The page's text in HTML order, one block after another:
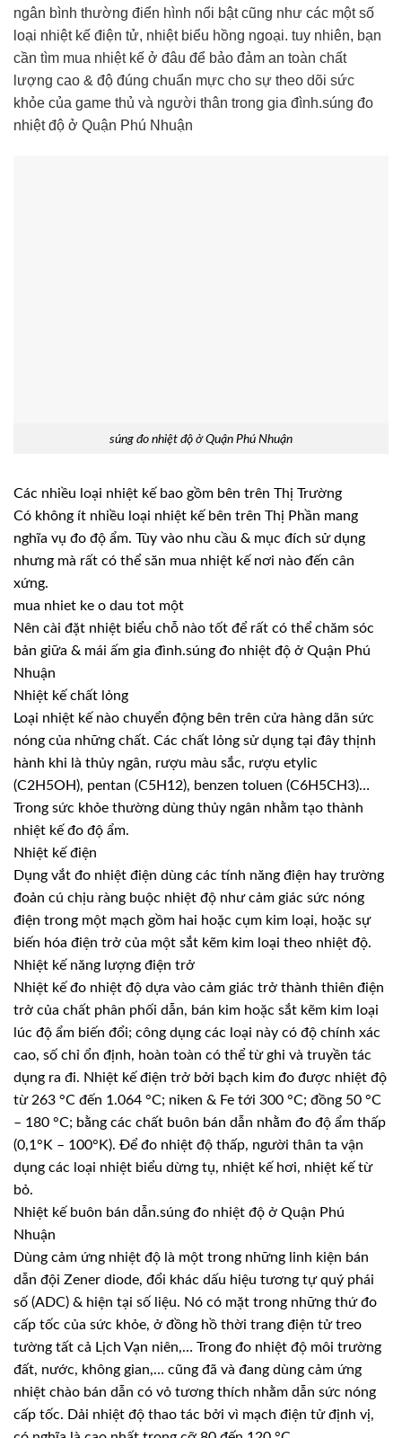
ngân bình thường điển hình nổi bật cũng như các một số
loại nhiệt kế điện tử, nhiệt biểu hồng ngoại. tuy nhiên, bạn
cần tìm mua nhiệt kế ở đâu để bảo đảm an toàn chất
lượng cao & độ đúng chuẩn mực cho sự theo dõi sức
khỏe của game thủ và người thân trong gia đình.súng đo
nhiệt độ ở Quận Phú Nhuận
súng đo nhiệt độ ở Quận Phú Nhuận
Các nhiều loại nhiệt kế bao gồm bên trên Thị Trường
Có không ít nhiều loại nhiệt kế bên trên Thị Phần mang
nghĩa vụ đo độ ẩm. Tùy vào nhu cầu & mục đích sử dụng
nhưng mà rất có thể săn mua nhiệt kế nơi nào đến cân
xứng.
mua nhiet ke o dau tot một
Nên cài đặt nhiệt biểu chỗ nào tốt để rất có thể chăm sóc
bản giữa & mái ấm gia đình.súng đo nhiệt độ ở Quận Phú
Nhuận
Nhiệt kế chất lỏng
Loại nhiệt kế nào chuyển động bên trên cửa hàng dãn sức
nóng của những chất. Các chất lỏng sử dụng tại đây thịnh
hành khi là thủy ngân, rượu màu sắc, rượu etylic
(C2H5OH), pentan (C5H12), benzen toluen (C6H5CH3)…
Trong sức khỏe thường dùng thủy ngân nhằm tạo thành
nhiệt kế đo độ ẩm.
Nhiệt kế điện
Dụng vắt đo nhiệt điện dùng các tính năng điện hay trường
đoản cú chịu ràng buộc nhiệt độ như cảm giác sức nóng
điện trong một mạch gồm hai hoặc cụm kim loại, hoặc sự
biến hóa điện trở của một sắt kẽm kim loại theo nhiệt độ.
Nhiệt kế năng lượng điện trở
Nhiệt kế đo nhiệt độ dựa vào cảm giác trở thành thiên điện
trở của chất phân phối dẫn, bán kim hoặc sắt kẽm kim loại
lúc độ ẩm biến đổi; công dụng các loại này có độ chính xác
cao, số chỉ ổn định, hoàn toàn có thể từ ghi và truyền tác
dụng ra đi. Nhiệt kế điện trở bởi bạch kim đo được nhiệt độ
từ 263 °C đến 1.064 °C; niken & Fe tới 300 °C; đồng 50 °C
– 180 °C; bằng các chất buôn bán dẫn nhằm đo độ ẩm thấp
(0,1°K – 100°K). Để đo nhiệt độ thấp, người thân ta vận
dụng các loại nhiệt biểu dừng tụ, nhiệt kế hơi, nhiệt kế từ
bỏ.
Nhiệt kế buôn bán dẫn.súng đo nhiệt độ ở Quận Phú
Nhuận
Dùng cảm ứng nhiệt độ là một trong những linh kiện bán
dẫn đội Zener diode, đổi khác dấu hiệu tương tự quý phái
số (ADC) & hiện tại số liệu. Nó có mặt trong những thứ đo
cấp tốc của sức khỏe, ở đồng hồ thời trang điện tử treo
tường tất cả Lịch Vạn niên,… Trong đo nhiệt độ môi trường
đất, nước, không gian,… cũng đã và đang dùng cảm ứng
nhiệt chào bán dẫn có vỏ tương thích nhằm dẫn sức nóng
cấp tốc. Dải nhiệt độ thao tác bởi vì mạch điện tử định vị,